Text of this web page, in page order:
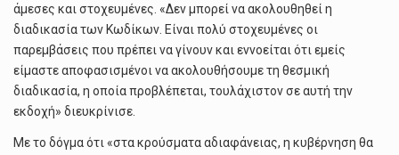
άμεσες και στοχευμένες. «Δεν μπορεί να ακολουθηθεί η
διαδικασία των Κωδίκων. Είναι πολύ στοχευμένες οι
παρεμβάσεις που πρέπει να γίνουν και εννοείται ότι εμείς
είμαστε αποφασισμένοι να ακολουθήσουμε τη θεσμική
διαδικασία, η οποία προβλέπεται, τουλάχιστον σε αυτή την
εκδοχή» διευκρίνισε.
Με το δόγμα ότι «στα κρούσματα αδιαφάνειας, η κυβέρνηση θα